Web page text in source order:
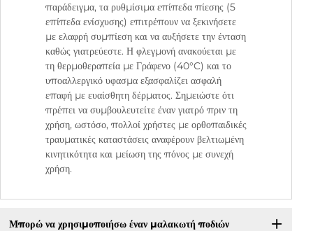
παράδειγμα, τα ρυθμίσιμα επίπεδα πίεσης (5
επίπεδα ενίσχυσης) επιτρέπουν να ξεκινήσετε
με ελαφρή συμπίεση και να αυξήσετε την ένταση
καθώς γιατρεύεστε. Η φλεγμονή ανακούεται με
τη θερμοθεραπεία με Γράφενο (40°C) και το
υποαλλεργικό υφασμα εξασφαλίζει ασφαλή
επαφή με ευαίσθητη δέρματος. Σημειώστε ότι
πρέπει να συμβουλευτείτε έναν γιατρό πριν τη
χρήση, ωστόσο, πολλοί χρήστες με ορθοπαιδικές
τραυματικές καταστάσεις αναφέρουν βελτιωμένη
κινητικότητα και μείωση της πόνος με συνεχή
χρήση.
Μπορώ να χρησιμοποιήσω έναν μαλακωτή ποδιών